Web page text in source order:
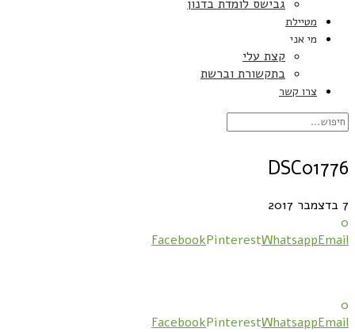
גבישס לומדת בדנון
מטיילת
מי אני
קצת עלי
בתקשורת וברשת
צרו קשר
DSC01776
7 בדצמבר 2017
0
FacebookPinterestWhatsappEmail
0
FacebookPinterestWhatsappEmail